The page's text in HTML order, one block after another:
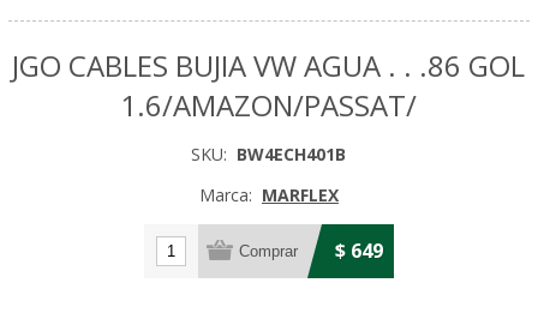
JGO CABLES BUJIA VW AGUA . . .86 GOL
1.6/AMAZON/PASSAT/
SKU: BW4ECH401B
Marca: MARFLEX
$ 649